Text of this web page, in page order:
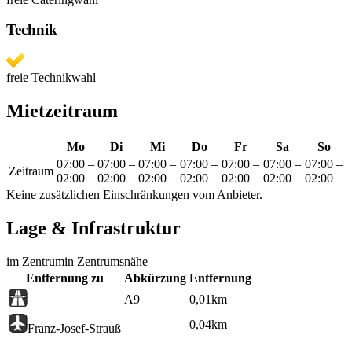
Technik
freie Technikwahl
Mietzeitraum
Mo Di Mi Do Fr Sa
So
Zeitraum
07:00 –
02:00
07:00 –
02:00
07:00 –
02:00
07:00 –
02:00
07:00 –
02:00
07:00 –
02:00
07:00 –
02:00
Keine zusätzlichen Einschränkungen vom Anbieter.
Lage & Infrastruktur
im Zentrumin Zentrumsnähe
Entfernung zu
Abkürzung Entfernung
A9
0,01km
Franz-Josef-Strauß 0,04km